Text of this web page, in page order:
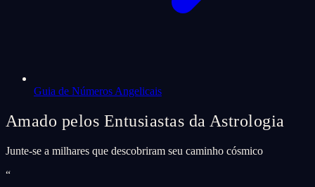
Guia de Números Angelicais
Amado pelos Entusiastas da Astrologia
Junte-se a milhares que descobriram seu caminho cósmico
“